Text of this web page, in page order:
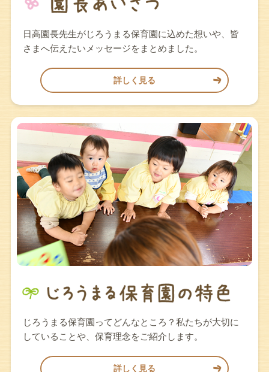
日高園長先生がじろうまる保育園に込めた想いや、皆
さまへ伝えたいメッセージをまとめました。
詳しく見る
じろうまる保育園ってどんなところ？私たちが大切に
していることや、保育理念をご紹介します。
詳しく見る